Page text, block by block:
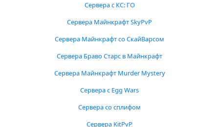
Сервера с КС: ГО
Сервера Майнкрафт SkyPvP
Сервера Майнкрафт со СкайВарсом
Сервера Браво Старс в Майнкрафт
Сервера Майнкрафт Murder Mystery
Сервера с Egg Wars
Сервера со сплифом
Сервера KitPvP